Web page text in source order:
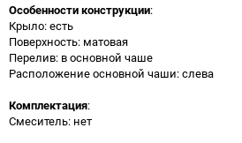
Особенности конструкции:
Крыло: есть
Поверхность: матовая
Перелив: в основной чаше
Расположение основной чаши: слева
Комплектация:
Смеситель: нет